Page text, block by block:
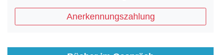
Anerkennungszahlung